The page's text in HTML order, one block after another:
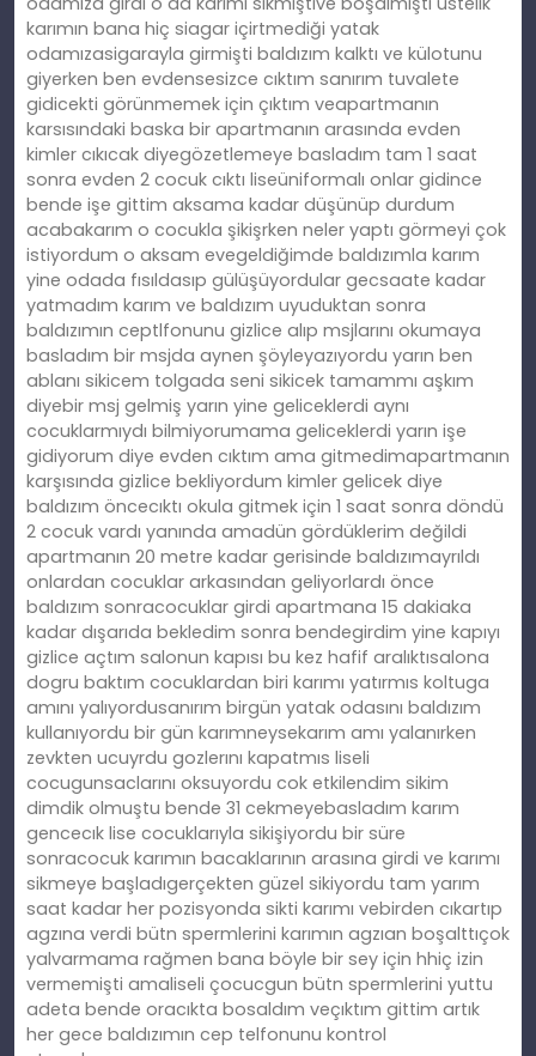
karımın bana hiç siagar içirtmediği yatak
odamızasigarayla girmişti baldızım kalktı ve külotunu
giyerken ben evdensesizce cıktım sanırım tuvalete
gidicekti görünmemek için çıktım veapartmanın
karsısındaki baska bir apartmanın arasında evden
kimler cıkıcak diyegözetlemeye basladım tam 1 saat
sonra evden 2 cocuk cıktı liseüniformalı onlar gidince
bende işe gittim aksama kadar düşünüp durdum
acabakarım o cocukla şikişrken neler yaptı görmeyi çok
istiyordum o aksam evegeldiğimde baldızımla karım
yine odada fısıldasıp gülüşüyordular gecsaate kadar
yatmadım karım ve baldızım uyuduktan sonra
baldızımın ceptlfonunu gizlice alıp msjlarını okumaya
basladım bir msjda aynen şöyleyazıyordu yarın ben
ablanı sikicem tolgada seni sikicek tamammı aşkım
diyebir msj gelmiş yarın yine geliceklerdi aynı
cocuklarmıydı bilmiyorumama geliceklerdi yarın işe
gidiyorum diye evden cıktım ama gitmedimapartmanın
karşısında gizlice bekliyordum kimler gelicek diye
baldızım öncecıktı okula gitmek için 1 saat sonra döndü
2 cocuk vardı yanında amadün gördüklerim değildi
apartmanın 20 metre kadar gerisinde baldızımayrıldı
onlardan cocuklar arkasından geliyorlardı önce
baldızım sonracocuklar girdi apartmana 15 dakiaka
kadar dışarıda bekledim sonra bendegirdim yine kapıyı
gizlice açtım salonun kapısı bu kez hafif aralıktısalona
dogru baktım cocuklardan biri karımı yatırmıs koltuga
amını yalıyordusanırım birgün yatak odasını baldızım
kullanıyordu bir gün karımneysekarım amı yalanırken
zevkten ucuyrdu gozlerını kapatmıs liseli
cocugunsaclarını oksuyordu cok etkilendim sikim
dimdik olmuştu bende 31 cekmeyebasladım karım
gencecık lise cocuklarıyla sikişiyordu bir süre
sonracocuk karımın bacaklarının arasına girdi ve karımı
sikmeye başladıgerçekten güzel sikiyordu tam yarım
saat kadar her pozisyonda sikti karımı vebirden cıkartıp
agzına verdi bütn spermlerini karımın agzıan boşalttıçok
yalvarmama rağmen bana böyle bir sey için hhiç izin
vermemişti amaliseli çocucgun bütn spermlerini yuttu
adeta bende oracıkta bosaldım veçıktım gittim artık
her gece baldızımın cep telfonunu kontrol